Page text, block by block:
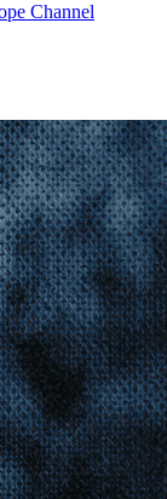
Channel